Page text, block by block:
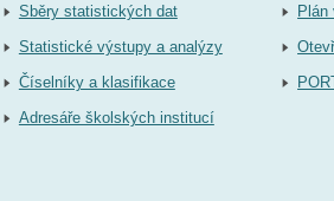
Sběry statistických dat
Statistické výstupy a analýzy
Číselníky a klasifikace
Adresáře školských institucí
Plán